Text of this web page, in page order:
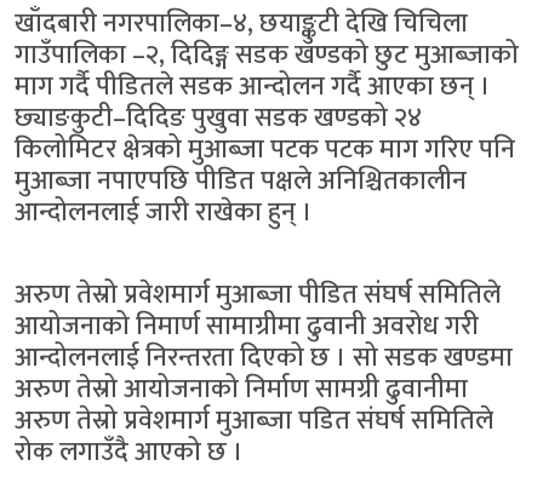
खाँदबारी नगरपालिका–४, छयाङ्कुटी देखि चिचिला
गाउँपालिका –२, दिदिङ्ग सडक खण्डको छुट मुआब्जाको
माग गर्दै पीडितले सडक आन्दोलन गर्दै आएका छन् ।
छ्याङकुटी–दिदिङ पुखुवा सडक खण्डको २४
किलोमिटर क्षेत्रको मुआब्जा पटक पटक माग गरिए पनि
मुआब्जा नपाएपछि पीडित पक्षले अनिश्चितकालीन
आन्दोलनलाई जारी राखेका हुन् ।
अरुण तेस्रो प्रवेशमार्ग मुआब्जा पीडित संघर्ष समितिले
आयोजनाको निमार्ण सामाग्रीमा ढुवानी अवरोध गरी
आन्दोलनलाई निरन्तरता दिएको छ । सो सडक खण्डमा
अरुण तेस्रो आयोजनाको निर्माण सामग्री ढुवानीमा
अरुण तेस्रो प्रवेशमार्ग मुआब्जा पडित संघर्ष समितिले
रोक लगाउँदै आएको छ ।